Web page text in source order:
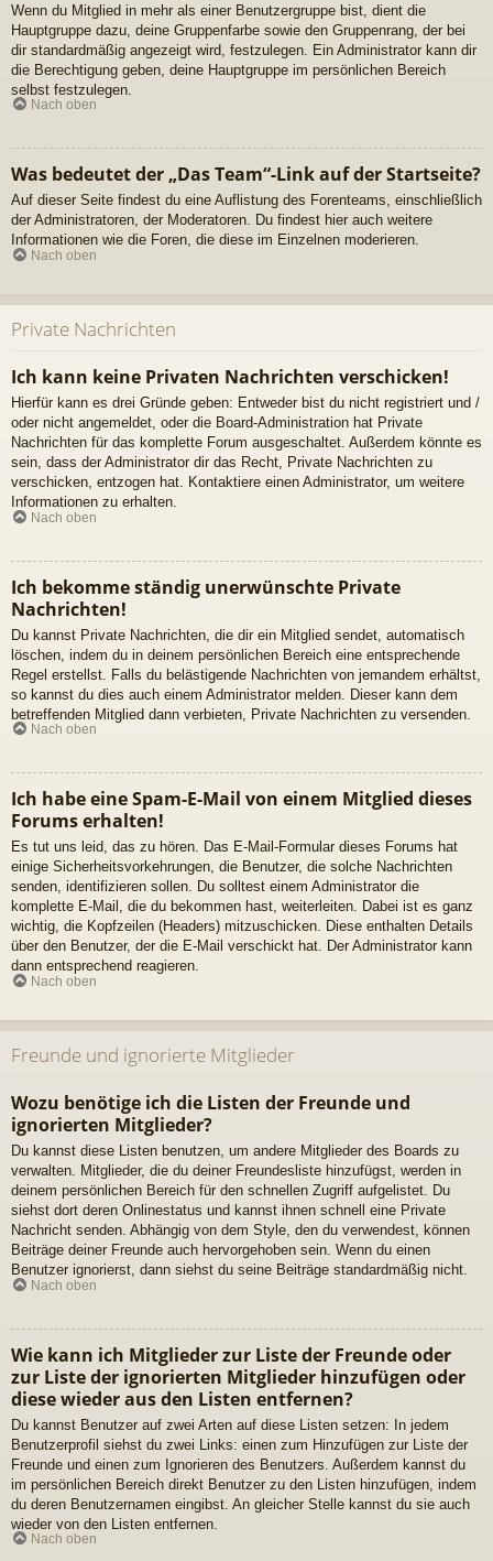
Wenn du Mitglied in mehr als einer Benutzergruppe bist, dient die
Hauptgruppe dazu, deine Gruppenfarbe sowie den Gruppenrang, der bei
dir standardmäßig angezeigt wird, festzulegen. Ein Administrator kann dir
die Berechtigung geben, deine Hauptgruppe im persönlichen Bereich
selbst festzulegen.
Nach oben
Was bedeutet der „Das Team“-Link auf der Startseite?
Auf dieser Seite findest du eine Auflistung des Forenteams, einschließlich
der Administratoren, der Moderatoren. Du findest hier auch weitere
Informationen wie die Foren, die diese im Einzelnen moderieren.
Nach oben
Private Nachrichten
Ich kann keine Privaten Nachrichten verschicken!
Hierfür kann es drei Gründe geben: Entweder bist du nicht registriert und /
oder nicht angemeldet, oder die Board-Administration hat Private
Nachrichten für das komplette Forum ausgeschaltet. Außerdem könnte es
sein, dass der Administrator dir das Recht, Private Nachrichten zu
verschicken, entzogen hat. Kontaktiere einen Administrator, um weitere
Informationen zu erhalten.
Nach oben
Ich bekomme ständig unerwünschte Private
Nachrichten!
Du kannst Private Nachrichten, die dir ein Mitglied sendet, automatisch
löschen, indem du in deinem persönlichen Bereich eine entsprechende
Regel erstellst. Falls du belästigende Nachrichten von jemandem erhältst,
so kannst du dies auch einem Administrator melden. Dieser kann dem
betreffenden Mitglied dann verbieten, Private Nachrichten zu versenden.
Nach oben
Ich habe eine Spam-E-Mail von einem Mitglied dieses
Forums erhalten!
Es tut uns leid, das zu hören. Das E-Mail-Formular dieses Forums hat
einige Sicherheitsvorkehrungen, die Benutzer, die solche Nachrichten
senden, identifizieren sollen. Du solltest einem Administrator die
komplette E-Mail, die du bekommen hast, weiterleiten. Dabei ist es ganz
wichtig, die Kopfzeilen (Headers) mitzuschicken. Diese enthalten Details
über den Benutzer, der die E-Mail verschickt hat. Der Administrator kann
dann entsprechend reagieren.
Nach oben
Freunde und ignorierte Mitglieder
Wozu benötige ich die Listen der Freunde und
ignorierten Mitglieder?
Du kannst diese Listen benutzen, um andere Mitglieder des Boards zu
verwalten. Mitglieder, die du deiner Freundesliste hinzufügst, werden in
deinem persönlichen Bereich für den schnellen Zugriff aufgelistet. Du
siehst dort deren Onlinestatus und kannst ihnen schnell eine Private
Nachricht senden. Abhängig von dem Style, den du verwendest, können
Beiträge deiner Freunde auch hervorgehoben sein. Wenn du einen
Benutzer ignorierst, dann siehst du seine Beiträge standardmäßig nicht.
Nach oben
Wie kann ich Mitglieder zur Liste der Freunde oder
zur Liste der ignorierten Mitglieder hinzufügen oder
diese wieder aus den Listen entfernen?
Du kannst Benutzer auf zwei Arten auf diese Listen setzen: In jedem
Benutzerprofil siehst du zwei Links: einen zum Hinzufügen zur Liste der
Freunde und einen zum Ignorieren des Benutzers. Außerdem kannst du
im persönlichen Bereich direkt Benutzer zu den Listen hinzufügen, indem
du deren Benutzernamen eingibst. An gleicher Stelle kannst du sie auch
wieder von den Listen entfernen.
Nach oben